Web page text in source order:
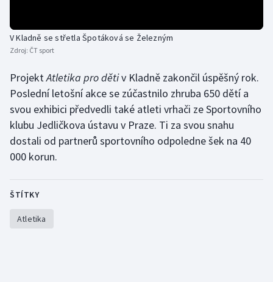
Sportovní střelba
Stolní tenis
Triatlon
Veslování
Vodní slalom
Volejbal
Ostatní
V Kladně se střetla Špotáková se Železným
Zdroj: ČT sport
ProjektAtletika pro dětiv Kladně zakončil úspěšný rok.
Poslední letošní akce se zúčastnilo zhruba 650 dětí a
svou exhibici předvedli také atleti vrhači ze Sportovního
klubu Jedličkova ústavu v Praze. Ti za svou snahu
dostali od partnerů sportovního odpoledne šek na 40
000 korun.
ŠTÍTKY
Atletika